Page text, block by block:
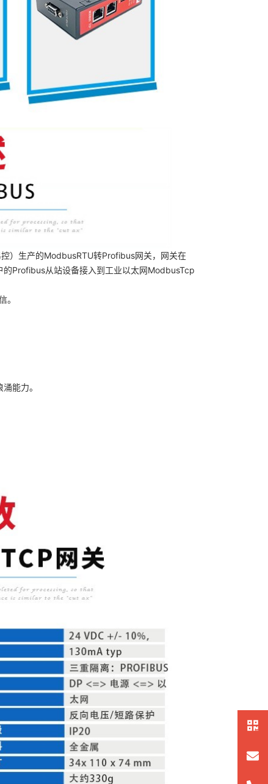
）生产的ModbusRTU转Profibus网关，网关在
Profibus从站设备接入到工业以太网ModbusTcp
。
能力。